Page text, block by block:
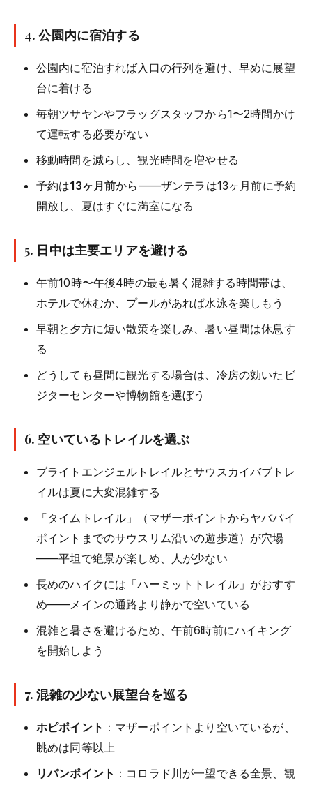
4. 公園内に宿泊する
公園内に宿泊すれば入口の行列を避け、早めに展望
台に着ける
毎朝ツサヤンやフラッグスタッフから1〜2時間かけ
て運転する必要がない
移動時間を減らし、観光時間を増やせる
予約は13ヶ月前から——ザンテラは13ヶ月前に予約
開放し、夏はすぐに満室になる
5. 日中は主要エリアを避ける
午前10時〜午後4時の最も暑く混雑する時間帯は、
ホテルで休むか、プールがあれば水泳を楽しもう
早朝と夕方に短い散策を楽しみ、暑い昼間は休息す
る
どうしても昼間に観光する場合は、冷房の効いたビ
ジターセンターや博物館を選ぼう
6. 空いているトレイルを選ぶ
ブライトエンジェルトレイルとサウスカイバブトレ
イルは夏に大変混雑する
「タイムトレイル」（マザーポイントからヤバパイ
ポイントまでのサウスリム沿いの遊歩道）が穴場
——平坦で絶景が楽しめ、人が少ない
長めのハイクには「ハーミットトレイル」がおすす
め——メインの通路より静かで空いている
混雑と暑さを避けるため、午前6時前にハイキング
を開始しよう
7. 混雑の少ない展望台を巡る
ホピポイント ：マザーポイントより空いているが、
眺めは同等以上
リパンポイント ：コロラド川が一望できる全景、観